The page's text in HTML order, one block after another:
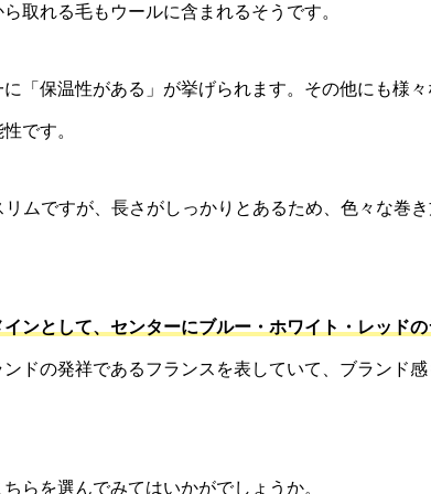
取れる毛もウールに含まれるそうです。
「保温性がある」が挙げられます。その他にも様
です。
リムですが、長さがしっかりとあるため、色々な巻
ンとして、センターにブルー・ホワイト・レッドの
ドの発祥であるフランスを表していて、ブランド感
らを選んでみてはいかがでしょうか。